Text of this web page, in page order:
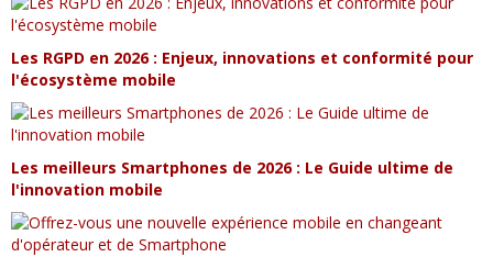
Les RGPD en 2026 : Enjeux, innovations et conformité pour
l'écosystème mobile
Les meilleurs Smartphones de 2026 : Le Guide ultime de
l'innovation mobile